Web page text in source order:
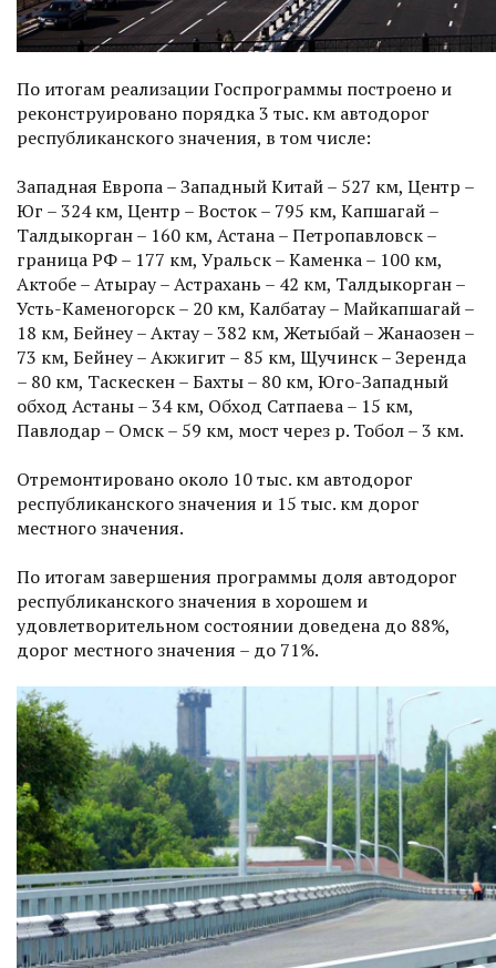
По итогам реализации Госпрограммы построено и
реконструировано порядка 3 тыс. км автодорог
республиканского значения, в том числе:
Западная Европа – Западный Китай – 527 км, Центр –
Юг – 324 км, Центр – Восток – 795 км, Капшагай –
Талдыкорган – 160 км, Астана – Петропавловск –
граница РФ – 177 км, Уральск – Каменка – 100 км,
Актобе – Атырау – Астрахань – 42 км, Талдыкорган –
Усть-Каменогорск – 20 км, Калбатау – Майкапшагай –
18 км, Бейнеу – Актау – 382 км, Жетыбай – Жанаозен –
73 км, Бейнеу – Акжигит – 85 км, Щучинск – Зеренда
– 80 км, Таскескен – Бахты – 80 км, Юго-Западный
обход Астаны – 34 км, Обход Сатпаева – 15 км,
Павлодар – Омск – 59 км, мост через р. Тобол – 3 км.
Отремонтировано около 10 тыс. км автодорог
республиканского значения и 15 тыс. км дорог
местного значения.
По итогам завершения программы доля автодорог
республиканского значения в хорошем и
удовлетворительном состоянии доведена до 88%,
дорог местного значения – до 71%.